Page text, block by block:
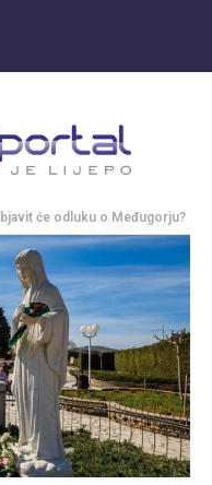
će odluku o Međugorju?